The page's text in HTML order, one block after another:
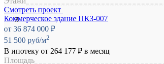
Смотреть проект
Коммерческое здание ПКЗ-007
от 36 874 000 ₽
51 500 руб/м2
В ипотеку от 264 177 ₽ в месяц
Площадь